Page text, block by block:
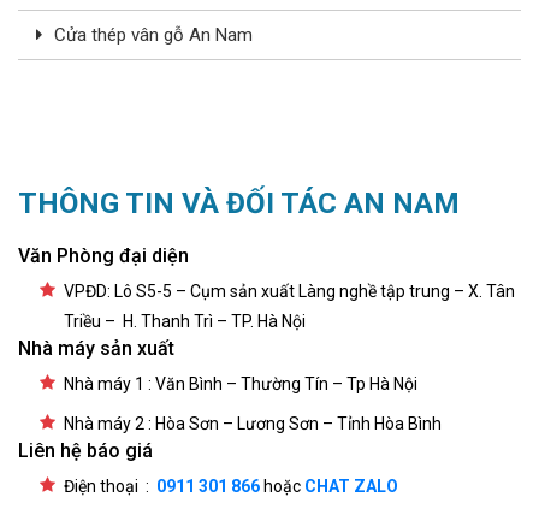
Cửa thép vân gỗ An Nam
THÔNG TIN VÀ ĐỐI TÁC AN NAM
Văn Phòng đại diện
VPĐD: Lô S5-5 – Cụm sản xuất Làng nghề tập trung – X. Tân
Triều – H. Thanh Trì – TP. Hà Nội
Nhà máy sản xuất
Nhà máy 1 : Văn Bình – Thường Tín – Tp Hà Nội
Nhà máy 2 : Hòa Sơn – Lương Sơn – Tỉnh Hòa Bình
Liên hệ báo giá
Điện thoại : 0911 301 866 hoặc CHAT ZALO